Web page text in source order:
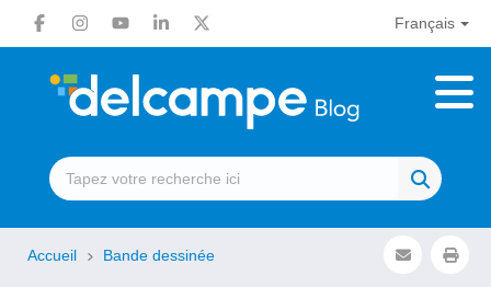
Français
Accueil Bande dessinée